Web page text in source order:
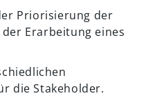
Priorisierung der
Erarbeitung eines
die Stakeholder.